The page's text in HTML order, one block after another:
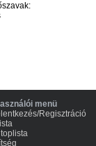
menü
Regisztráció